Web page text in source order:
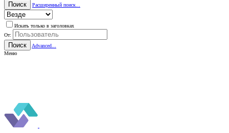
Поиск Расширенный поиск...
Искать только в заголовках
От:
Поиск
Advanced...
Меню